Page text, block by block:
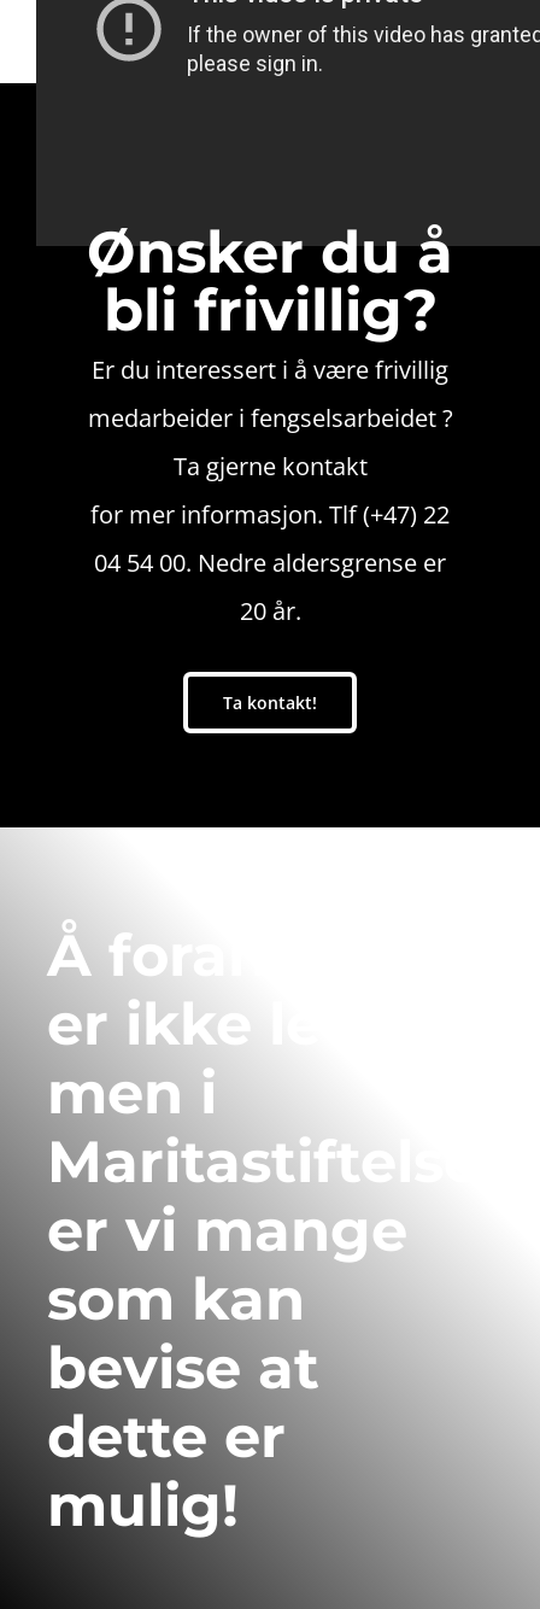
Ønsker du å
bli frivillig?
Er du interessert i å være frivillig
medarbeider i fengselsarbeidet ?
Ta gjerne kontakt
for mer informasjon. Tlf (+47) 22
04 54 00. Nedre aldersgrense er
20 år.
Ta kontakt!
Å forandre seg
er ikke lett,
men i
Maritastiftelsen
er vi mange
som kan
bevise at
dette er
mulig!